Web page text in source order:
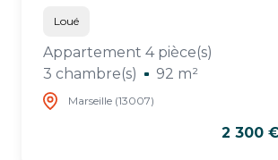
Loué
Appartement 4 pièce(s)
3 chambre(s)
92 m²
Marseille (13007)
2 300